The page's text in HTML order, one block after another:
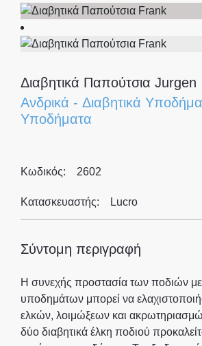
Διαβητικά Παπούτσια Jurgen
Ανδρικά -Διαβητικά
Υποδήματα
Κωδικός: 2602
Κατασκευαστής: Lucro
Σύντομη περιγραφή
Η συνεχής προστασία των ποδιών
υποδημάτων μπορεί να
ελκών, λοιμώξεων και
δύο διαβητικά έλκη ποδιού